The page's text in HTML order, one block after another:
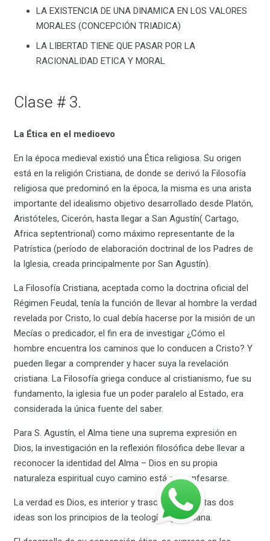
LA EXISTENCIA DE UNA DINAMICA EN LOS VALORES
MORALES (CONCEPCIÓN TRIADICA)
LA LIBERTAD TIENE QUE PASAR POR LA
RACIONALIDAD ETICA Y MORAL
Clase # 3.
La Ética en el medioevo
En la época medieval existió una Ética religiosa. Su origen
está en la religión Cristiana, de donde se derivó la Filosofía
religiosa que predominó en la época, la misma es una arista
importante del idealismo objetivo desarrollado desde Platón,
Aristóteles, Cicerón, hasta llegar a San Agustín( Cartago,
Africa septentrional) como máximo representante de la
Patrística (período de elaboración doctrinal de los Padres de
la Iglesia, creada principalmente por San Agustín).
La Filosofía Cristiana, aceptada como la doctrina oficial del
Régimen Feudal, tenía la función de llevar al hombre la verdad
revelada por Cristo, lo cual debía hacerse por la misión de un
Mecías o predicador, el fin era de investigar ¿Cómo el
hombre encuentra los caminos que lo conducen a Cristo? Y
pueden llegar a comprender y hacer suya la revelación
cristiana. La Filosofía griega conduce al cristianismo, fue su
fundamento, la iglesia fue un poder paralelo al Estado, era
considerada la única fuente del saber.
Para S. Agustín, el Alma tiene una suprema expresión en
Dios, la investigación en la reflexión filosófica debe llevar a
reconocer la identidad del Alma – Dios en su propia
naturaleza espiritual cuyo camino está en confesarse.
La verdad es Dios, es interior y trascendente, estas dos
ideas son los principios de la teología agustiniana.